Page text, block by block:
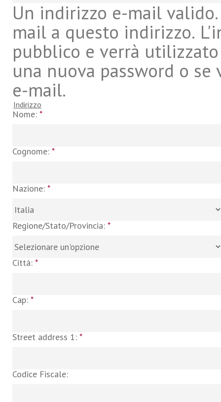
Un indirizzo e-mail
mail a questo indirizzo.
pubblico e verrà
una nuova password o
e-mail.
Indirizzo
Nome: *
Cognome: *
Nazione: *
Regione/Stato/Provincia: *
Città: *
Cap: *
Street address 1: *
Codice Fiscale: